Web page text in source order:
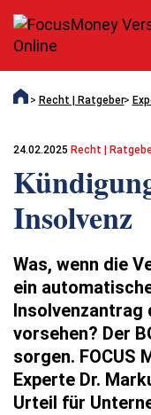
Recht | Ratgeber
24.02.2025 Recht |
Insolvenz
Was, wenn die
ein
Insolvenzantrag
vorsehen? Der
sorgen. FOCUS
Experte Dr.
Urteil für